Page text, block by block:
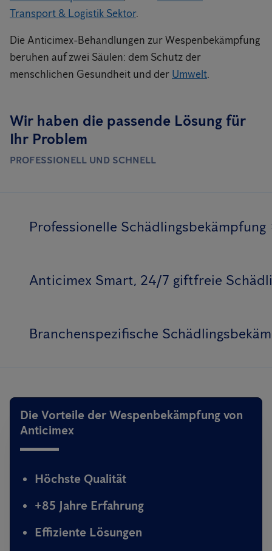
Transport & Logistik Sektor.
Die Anticimex-Behandlungen zur Wespenbekämpfung
beruhen auf zwei Säulen: dem Schutz der
menschlichen Gesundheit und der Umwelt.
Wir haben die passende Lösung für
Ihr Problem
PROFESSIONELL UND SCHNELL
Professionelle Schädlingsbekämpfung
Anticimex Smart, 24/7 giftfreie
Branchenspezifische
Die Vorteile der Wespenbekämpfung von
Anticimex
Höchste Qualität
+85 Jahre Erfahrung
Effiziente Lösungen